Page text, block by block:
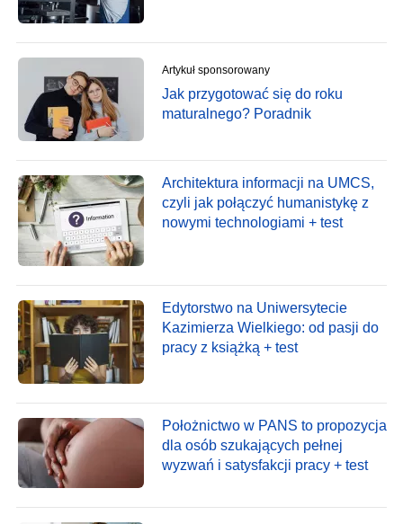
Artykuł sponsorowany
Jak przygotować się do roku
maturalnego? Poradnik
Architektura informacji na UMCS,
czyli jak połączyć humanistykę z
nowymi technologiami + test
Edytorstwo na Uniwersytecie
Kazimierza Wielkiego: od pasji do
pracy z książką + test
Położnictwo w PANS to propozycja
dla osób szukających pełnej
wyzwań i satysfakcji pracy + test